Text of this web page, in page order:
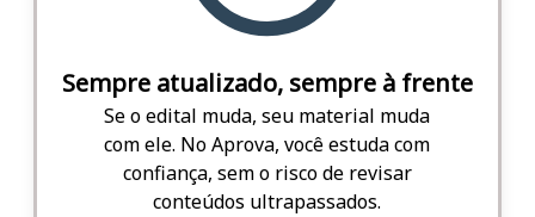
Sempre atualizado, sempre à frente
Se o edital muda, seu material muda
com ele. No Aprova, você estuda com
confiança, sem o risco de revisar
conteúdos ultrapassados.